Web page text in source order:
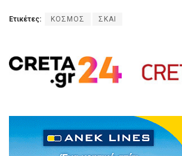
Ετικέτες: ΚΟΣΜΟΣ ΣΚΑΙ